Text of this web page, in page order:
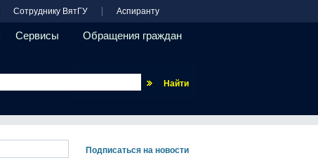
Сотруднику ВятГУ Аспиранту
Сервисы Обращения граждан